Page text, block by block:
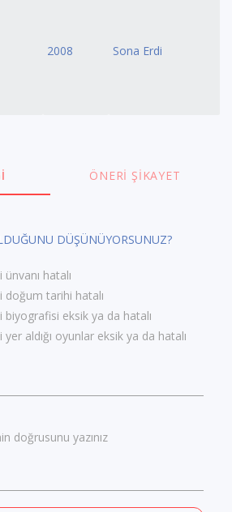
2008 Sona Erdi
ÖNERI ŞIKAYET
DÜŞÜNÜYORSUNUZ?
hatalı
doğum tarihi hatalı
biyografisi eksik ya da hatalı
aldığı oyunlar eksik ya da hatalı
doğrusunu yazınız